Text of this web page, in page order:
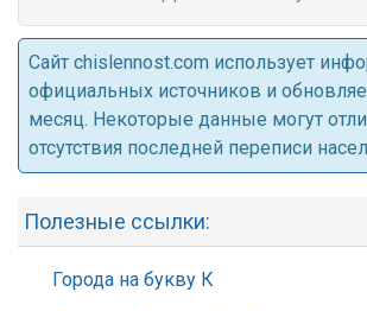
Cайт chislennost.com использует
официальных источников и
месяц. Некоторые данные могут
отсутствия последней переписи
Полезные ссылки:
Города на букву К